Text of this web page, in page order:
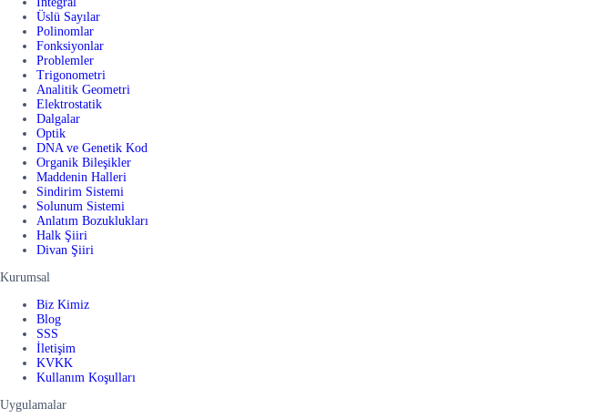
Üslü Sayılar
Polinomlar
Fonksiyonlar
Problemler
Trigonometri
Analitik Geometri
Elektrostatik
Dalgalar
Optik
DNA ve Genetik Kod
Organik Bileşikler
Maddenin Halleri
Sindirim Sistemi
Solunum Sistemi
Anlatım Bozuklukları
Halk Şiiri
Divan Şiiri
Kurumsal
Biz Kimiz
Blog
SSS
İletişim
KVKK
Kullanım Koşulları
Uygulamalar